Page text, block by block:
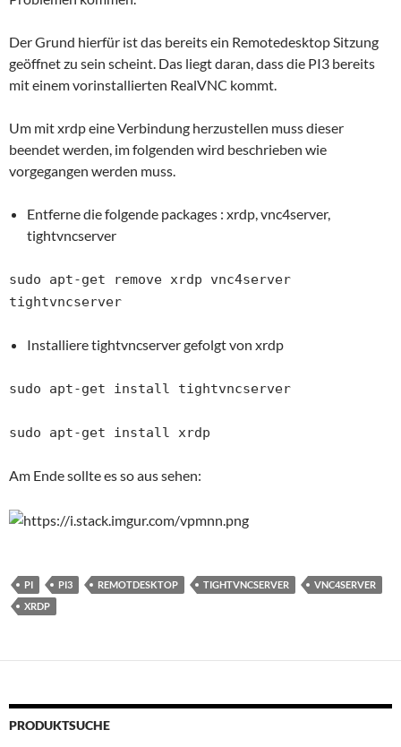
Der Grund hierfür ist das bereits ein Remotedesktop Sitzung
geöffnet zu sein scheint. Das liegt daran, dass die PI3 bereits
mit einem vorinstallierten RealVNC kommt.
Um mit xrdp eine Verbindung herzustellen muss dieser
beendet werden, im folgenden wird beschrieben wie
vorgegangen werden muss.
Entferne die folgende packages : xrdp, vnc4server,
tightvncserver
sudo apt-get remove xrdp vnc4server
tightvncserver
Installiere tightvncserver gefolgt von xrdp
sudo apt-get install tightvncserver
sudo apt-get install xrdp
Am Ende sollte es so aus sehen:
PI PI3 REMOTDESKTOP TIGHTVNCSERVER
VNC4SERVER
XRDP
PRODUKTSUCHE